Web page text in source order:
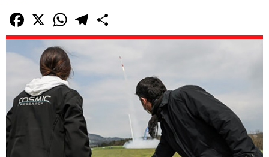
Facebook
X WhatsAppTelegram